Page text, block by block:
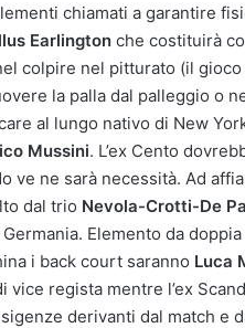
chiamati a garantire
Earlington che costituirà
colpire nel pitturato (il
la palla dal palleggio o
al lungo nativo di New
Mussini. L’ex Cento
ve ne sarà necessità. Ad
dal trio Nevola-Crotti-De
Elemento da
i back court saranno Luca
vice regista mentre l’ex
derivanti dal match e